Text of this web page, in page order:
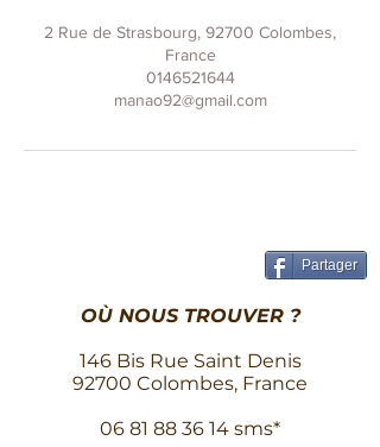
2 Rue de Strasbourg, 92700 Colombes,
France
0146521644
manao92@gmail.com
Partager
OÙ NOUS TROUVER ?
146 Bis Rue Saint Denis
92700 Colombes, France
06 81 88 36 14 sms*